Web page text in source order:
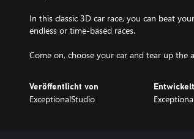
In this classic 3D car race, you can beat
endless or time-based races.
Come on, choose your car and tear up the
Veröffentlicht von
ExceptionalStudio